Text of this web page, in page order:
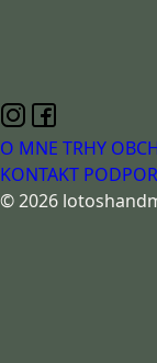
O MNE TRHY
KONTAKT
© 2026